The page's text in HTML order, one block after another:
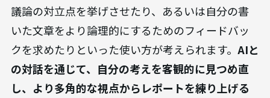
議論の対立点を挙げさせたり、あるいは自分の書
いた文章をより論理的にするためのフィードバッ
クを求めたりといった使い方が考えられます。 AIと
の対話を通じて、自分の考えを客観的に見つめ直
し、より多角的な視点からレポートを練り上げる